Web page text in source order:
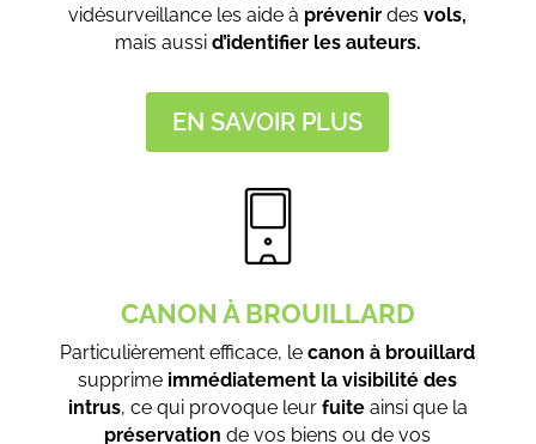
vidésurveillance les aide à prévenirdes vols,
mais aussid’identifier les auteurs.
EN SAVOIR PLUS
CANON À BROUILLARD
Particulièrement efficace, lecanon à brouillard
supprime immédiatement la visibilité des
intrus, ce qui provoque leur fuiteainsi que la
préservation de vos biens ou de vos